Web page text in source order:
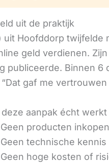
uit de praktijk
Hoofddorp twijfelde
geld verdienen.
publiceerde. Binnen 6
gaf me
deze aanpak écht werkt
Geen producten
Geen technische kennis
Geen hoge kosten of